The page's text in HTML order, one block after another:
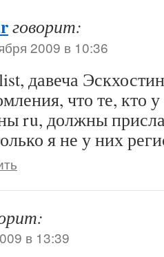
говорит:
2009 в 10:36
давеча
что те, кто
ru, должны
я не у них
в 13:39